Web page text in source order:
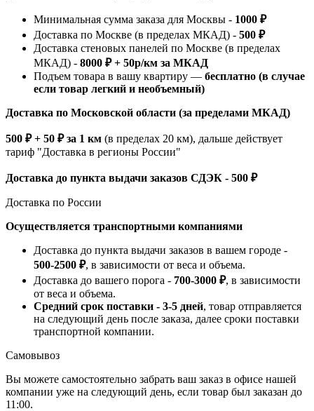
Минимальная сумма заказа для Москвы - 1000 ₽
Доставка по Москве (в пределах МКАД) - 500 ₽
Доставка стеновых панелей по Москве (в пределах
МКАД) - 8000 ₽ + 50р/км за МКАД
Подъем товара в вашу квартиру — бесплатно (в случае
если товар легкий и необъемный)
Доставка по Московской области (за пределами МКАД)
500 ₽ + 50 ₽ за 1 км (в пределах 20 км), дальше действует
тариф "Доставка в регионы России"
Доставка до пункта выдачи заказов СДЭК - 500 ₽
Доставка по России
Осуществляется транспортными компаниями
Доставка до пункта выдачи заказов в вашем городе -
500-2500 ₽, в зависимости от веса и объема.
Доставка до вашего порога - 700-3000 ₽, в зависимости
от веса и объема.
Средний срок поставки - 3-5 дней, товар отправляется
на следующий день после заказа, далее сроки поставки
транспортной компании.
Самовывоз
Вы можете самостоятельно забрать ваш заказ в офисе нашей
компании уже на следующий день, если товар был заказан до
11:00.